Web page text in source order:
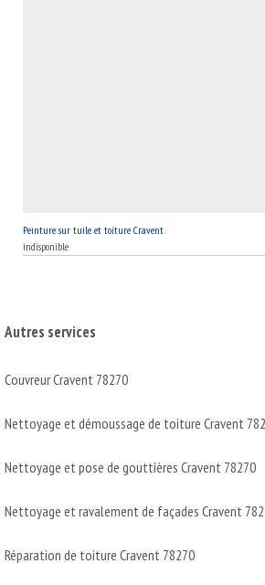
Peinture sur tuile et toiture Cravent
indisponible
Autres services
Couvreur Cravent 78270
Nettoyage et démoussage de toiture Cravent
Nettoyage et pose de gouttières Cravent 78270
Nettoyage et ravalement de façades Cravent
Réparation de toiture Cravent 78270